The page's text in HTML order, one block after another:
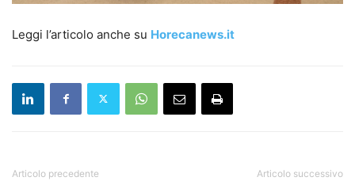
Leggi l’articolo anche su Horecanews.it
Articolo precedente Articolo successivo